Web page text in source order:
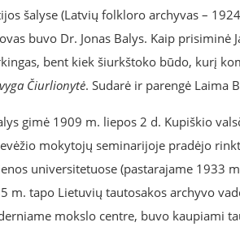
šalyse (Latvių folkloro archyvas –
buvo Dr. Jonas Balys. Kaip prisiminė
bent kiek šiurkštoko būdo, kurį
Čiurlionytė. Sudarė ir parengė Laima
gimė 1909 m. liepos 2 d. Kupiškio
mokytojų seminarijoje pradėjo
universitetuose (pastarajame 1933
m. tapo Lietuvių tautosakos archyvo
mokslo centre, buvo kaupiami